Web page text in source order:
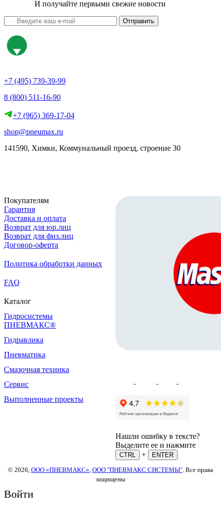
И получайте первыми свежие новости
Отправить
+7 (495) 739-39-99
8 (800) 511-16-90
+7 (965) 369-17-04
shop@pneumax.ru
141590, Химки, Коммунальный проезд, строение 30
Покупателям
Гарантия
Доставка и оплата
Возврат для юр.лиц
Возврат для физ.лиц
Договор-оферта
Политика обработки данных
FAQ
Каталог
Гидросистемы
ПНЕВМАКС®
Гидравлика
Пневматика
Смазочная техника
Сервис
Выполненные проекты
Нашли ошибку в тексте?
Выделите ее и нажмите
CTRL +
ENTER
© 2026, ООО «ПНЕВМАКС» ООО "ПНЕВМАКС СИСТЕМЫ" . Все права
защищены
Войти